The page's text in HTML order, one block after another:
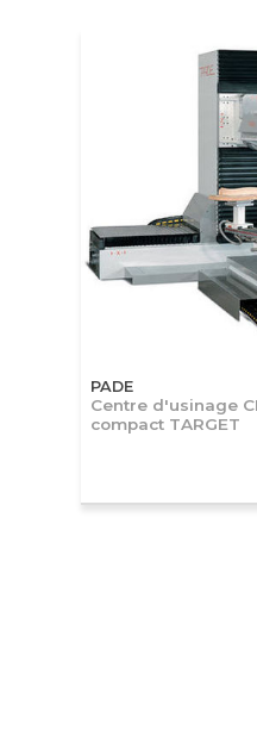
PADE
Centre d'usinage
compact TARGET